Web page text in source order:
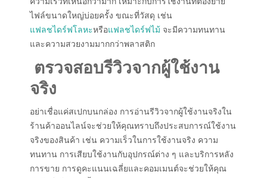
ไฟล์ขนาดใหญ่บ่อยครั้ง ขณะที่วัสดุ เช่น
แฟลชไดร์ฟโลหะหรือแฟลชไดร์ฟไม้ จะมีความทนทาน
และความสวยงามมากกว่าพลาสติก
ตรวจสอบรีวิวจากผู้ใช้งาน
จริง
อย่าเชื่อแค่สเปกบนกล่อง การอ่านรีวิวจากผู้ใช้งานจริงใน
ร้านค้าออนไลน์จะช่วยให้คุณทราบถึงประสบการณ์ใช้งาน
จริงของสินค้า เช่น ความเร็วในการใช้งานจริง ความ
ทนทาน การเสียบใช้งานกับอุปกรณ์ต่าง ๆ และบริการหลัง
การขาย การดูคะแนนเฉลี่ยและคอมเมนต์จะช่วยให้คุณ